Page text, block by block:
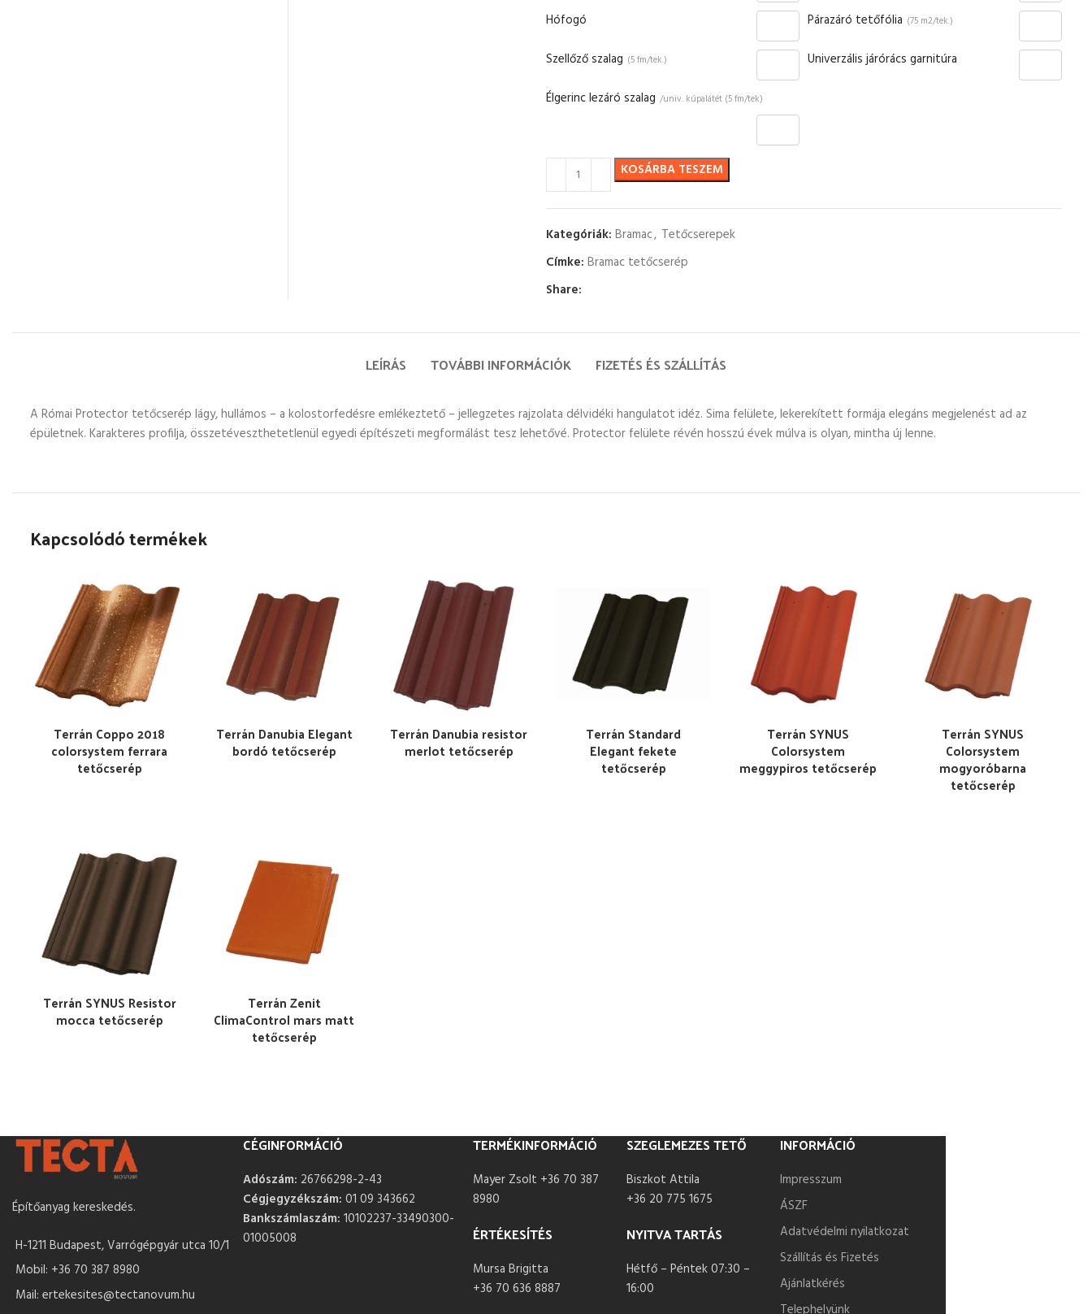
Hófogó
Párazáró tetőfólia (75 m2/tek.)
Szellőző szalag (5 fm/tek.)
Univerzális járórács garnitúra
Élgerinc lezáró szalag /univ. kúpalátét (5 fm/tek)
KOSÁRBA TESZEM
Kategóriák: Bramac, Tetőcserepek
Címke: Bramac tetőcserép
Share:
LEÍRÁS TOVÁBBI INFORMÁCIÓK FIZETÉS ÉS SZÁLLÍTÁS
A Római Protector tetőcserép lágy, hullámos – a kolostorfedésre emlékeztető – jellegzetes rajzolata délvidéki hangulatot idéz. Sima felülete, lekerekített formája elegáns megjelenést ad az
épületnek. Karakteres profilja, összetéveszthetetlenül egyedi építészeti megformálást tesz lehetővé. Protector felülete révén hosszú évek múlva is olyan, mintha új lenne.
Kapcsolódó termékek
Terrán Coppo 2018
colorsystem ferrara
tetőcserép
Terrán Danubia Elegant
bordó tetőcserép
Terrán Danubia resistor
merlot tetőcserép
Terrán Standard
Elegant fekete
tetőcserép
Terrán SYNUS
Colorsystem
meggypiros tetőcserép
Terrán SYNUS
Colorsystem
mogyoróbarna
tetőcserép
Terrán SYNUS Resistor
mocca tetőcserép
Terrán Zenit
ClimaControl mars matt
tetőcserép
Építőanyag kereskedés.
H-1211 Budapest, Varrógépgyár utca 10/1
Mobil: +36 70 387 8980
Mail: ertekesites@tectanovum.hu
CÉGINFORMÁCIÓ
Adószám: 26766298-2-43
Cégjegyzékszám: 01 09 343662
Bankszámlaszám: 10102237-33490300-
01005008
TERMÉKINFORMÁCIÓ
Mayer Zsolt +36 70 387
8980
ÉRTÉKESÍTÉS
Mursa Brigitta
+36 70 636 8887
SZEGLEMEZES TETŐ
Biszkot Attila
+36 20 775 1675
NYITVA TARTÁS
Hétfő – Péntek 07:30 –
16:00
INFORMÁCIÓ
Impresszum
ÁSZF
Adatvédelmi nyilatkozat
Szállítás és Fizetés
Ajánlatkérés
Telephelyünk